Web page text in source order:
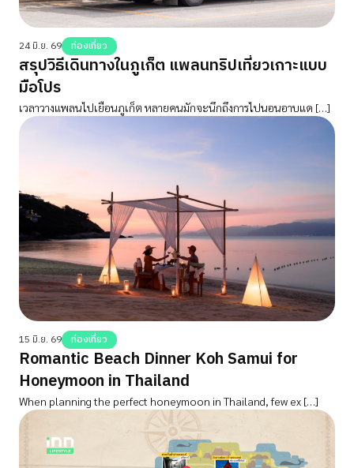
24 มิ.ย. 69 ท่องเที่ยว
สรุปวิธีเดินทางในภูเก็ต แพลนทริปเที่ยวเกาะแบบ
มือโปร
เวลาวางแพลนไปเยือนภูเก็ต หลายคนมักจะนึกถึงการไปนอนอาบแด […]
15 มิ.ย. 69 ท่องเที่ยว
Romantic Beach Dinner Koh Samui for
Honeymoon in Thailand
When planning the perfect honeymoon in Thailand, few ex […]